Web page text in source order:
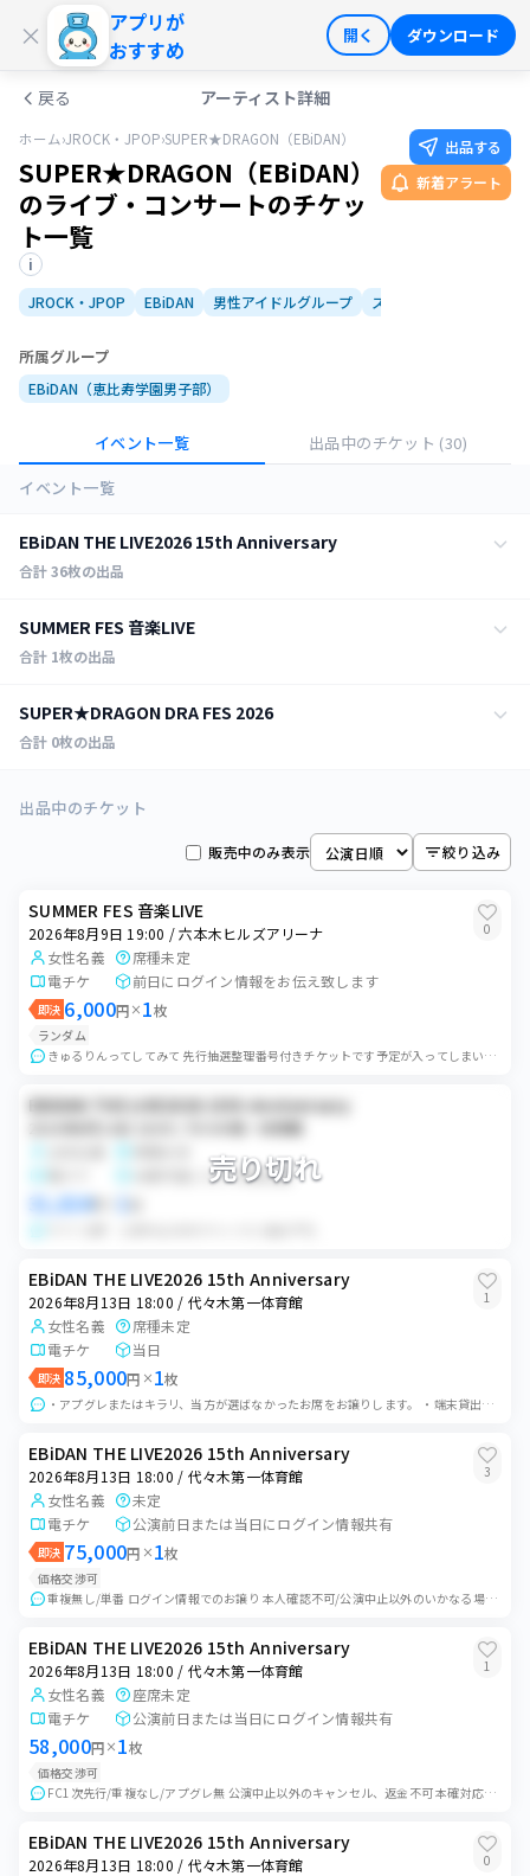
×
アプリが
おすすめ
開く ダウンロード
ログイン 会員登録
戻る アーティスト詳細
ホーム›JROCK・JPOP›SUPER★DRAGON（EBiDAN）
SUPER★DRAGON（EBiDAN）
のライブ・コンサートのチケッ
ト一覧
i
JROCK・JPOP EBiDAN 男性アイドルグループ スターダストプロモー
出品する
新着アラート
所属グループ
EBiDAN（恵比寿学園男子部）
イベント一覧 出品中のチケット (30)
イベント一覧
EBiDAN THE LIVE2026 15th Anniversary
合計36枚の出品
全ての日程
代々木第一体育館
2026年8月14日 18:00
2026年8月15日 18:00 11枚
代々木第一体育館
SUMMER FES 音楽LIVE
合計 1枚の出品
全ての日程
六本木ヒルズアリーナ
1枚
2026年8月10日 19:00
六本木ヒルズアリーナ
0枚
2026年8月11日 15:00
六本木ヒルズアリーナ
2026年8月11日 19:00
六本木ヒルズアリーナ
0 枚
2026年8月14日 19:00
六本木ヒルズアリーナ
2026年8月16日 11:30
2026年8月16日 15:30
六本木ヒルズアリーナ
2026年8月16日 19:00
六本木ヒルズアリーナ
SUPER★DRAGON DRA FES 2026
合計 0枚の出品
Zepp Haneda (TOKYO) 他
2026年9月24日 14:30 0枚
2026年9月24日 18:30
Zepp Haneda (TOKYO)
枚
2026年9月27日 14:30
Zepp Osaka Bayside
2026年9月28日 18:30 0
出品中のチケット
販売中のみ表示 絞り込み
SUMMER FES 音楽LIVE
2026年8月9日 19:00 / 六本木ヒルズアリーナ 0
女性名義
席種未定
電チケ
前日にログイン情報をお伝え致します
即決 6,000円 × 1枚
ランダム
きゅるりんってしてみて 先行抽選整理番号付きチケットです予定が入ってしまい、やむを得ず出品いたします。 ご都合の合う方にお譲りできれば幸いです。公演前日にログイ...
売り切れ
EBiDAN THE LIVE2026 15th Anniversary
分配可能になり次第分配
31,024 1
EBiDAN THE LIVE2026 15th Anniversary
2026年8月13日 18:00 / 代々木第一体育館 1
女性名義
席種未定
電チケ
当日
即決 85,000円 × 1枚
・アプグレまたはキラリ、当方が選ばなかったお席をお譲りします。 ・端末貸出、同時入場のお譲り予定です。 ※ゲート分けの状況によりログインや端末貸出(身分証交換...
EBiDAN THE LIVE2026 15th Anniversary
2026年8月13日 18:00 / 代々木第一体育館 3
女性名義
未定
電チケ
公演前日または当日にログイン情報共有
即決 75,000円 × 1枚
価格交渉可
重複無し/単番 ログイン情報でのお譲り 本人確認不可/公演中止以外のいかなる場合もキャンセル不可
EBiDAN THE LIVE2026 15th Anniversary
2026年8月13日 18:00 / 代々木第一体育館 1
女性名義
座席未定
電チケ
公演前日または当日にログイン情報共有
58,000円 × 1枚
価格交渉可
FC1次先行/重複なし/アプグレ無 公演中止以外のキャンセル、返金不可 本確対応不可
EBiDAN THE LIVE2026 15th Anniversary
2026年8月13日 18:00 / 代々木第一体育館 0